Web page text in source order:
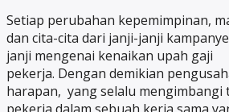
Setiap perubahan kepemimpinan,
dan cita-cita dari janji-janji
janji mengenai kenaikan upah gaji
pekerja. Dengan demikian
harapan, yang selalu